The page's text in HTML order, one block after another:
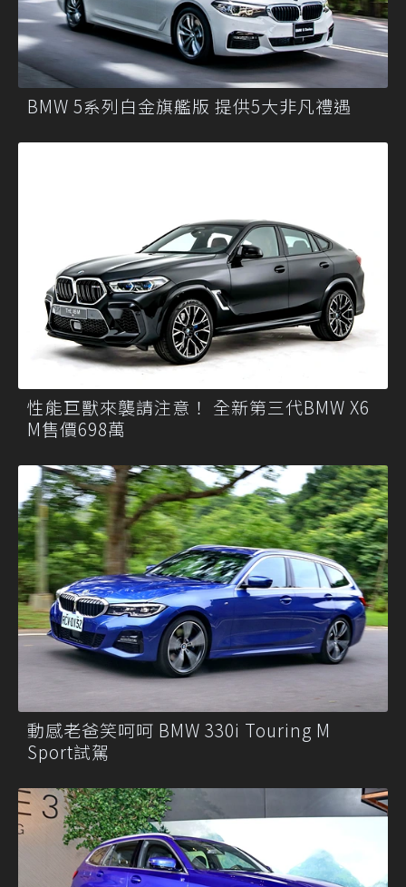
BMW 5系列白金旗艦版 提供5大非凡禮遇
性能巨獸來襲請注意！ 全新第三代BMW X6
M售價698萬
動感老爸笑呵呵 BMW 330i Touring M
Sport試駕